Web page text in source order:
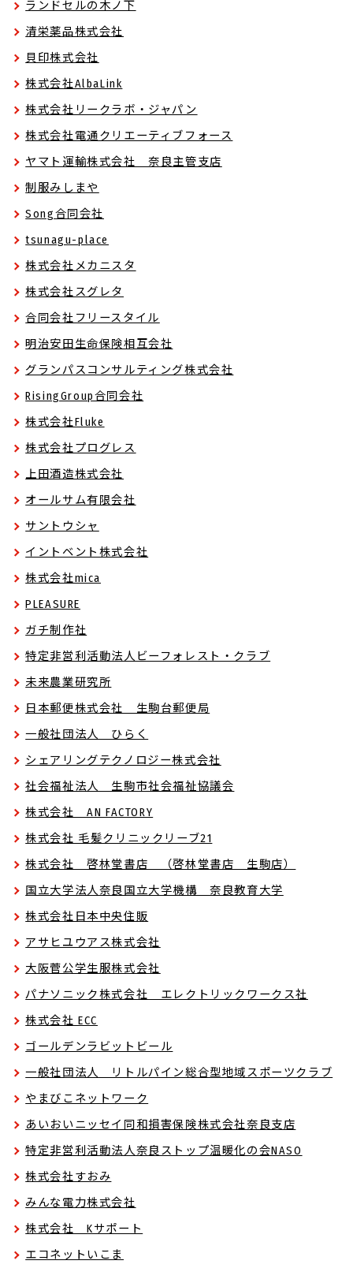
ランドセルの木ノ下
清栄薬品株式会社
貝印株式会社
株式会社AlbaLink
株式会社リークラボ・ジャパン
株式会社電通クリエーティブフォース
ヤマト運輸株式会社 奈良主管支店
制服みしまや
Song合同会社
tsunagu-place
株式会社メカニスタ
株式会社スグレタ
合同会社フリースタイル
明治安田生命保険相互会社
グランパスコンサルティング株式会社
RisingGroup合同会社
株式会社Fluke
株式会社プログレス
上田酒造株式会社
オールサム有限会社
サントウシャ
イントベント株式会社
株式会社mica
PLEASURE
ガチ制作社
特定非営利活動法人ビーフォレスト・クラブ
未来農業研究所
日本郵便株式会社 生駒台郵便局
一般社団法人 ひらく
シェアリングテクノロジー株式会社
社会福祉法人 生駒市社会福祉協議会
株式会社 AN FACTORY
株式会社 毛髪クリニックリーブ21
株式会社 啓林堂書店 （啓林堂書店 生駒店）
国立大学法人奈良国立大学機構 奈良教育大学
株式会社日本中央住販
アサヒユウアス株式会社
大阪菅公学生服株式会社
パナソニック株式会社 エレクトリックワークス社
株式会社 ECC
ゴールデンラビットビール
一般社団法人 リトルパイン総合型地域スポーツクラブ
やまびこネットワーク
あいおいニッセイ同和損害保険株式会社奈良支店
特定非営利活動法人奈良ストップ温暖化の会NASO
株式会社すおみ
みんな電力株式会社
株式会社 Kサポート
エコネットいこま